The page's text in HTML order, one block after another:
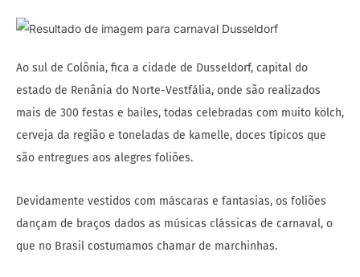
Ao sul de Colônia, fica a cidade de Dusseldorf, capital do
estado de Renânia do Norte-Vestfália, onde são realizados
mais de 300 festas e bailes, todas celebradas com muito kölch,
cerveja da região e toneladas de kamelle, doces típicos que
são entregues aos alegres foliões.
Devidamente vestidos com máscaras e fantasias, os foliões
dançam de braços dados as músicas clássicas de carnaval, o
que no Brasil costumamos chamar de marchinhas.